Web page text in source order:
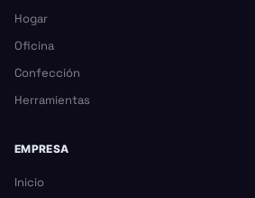
Hogar
Oficina
Confección
Herramientas
EMPRESA
Inicio